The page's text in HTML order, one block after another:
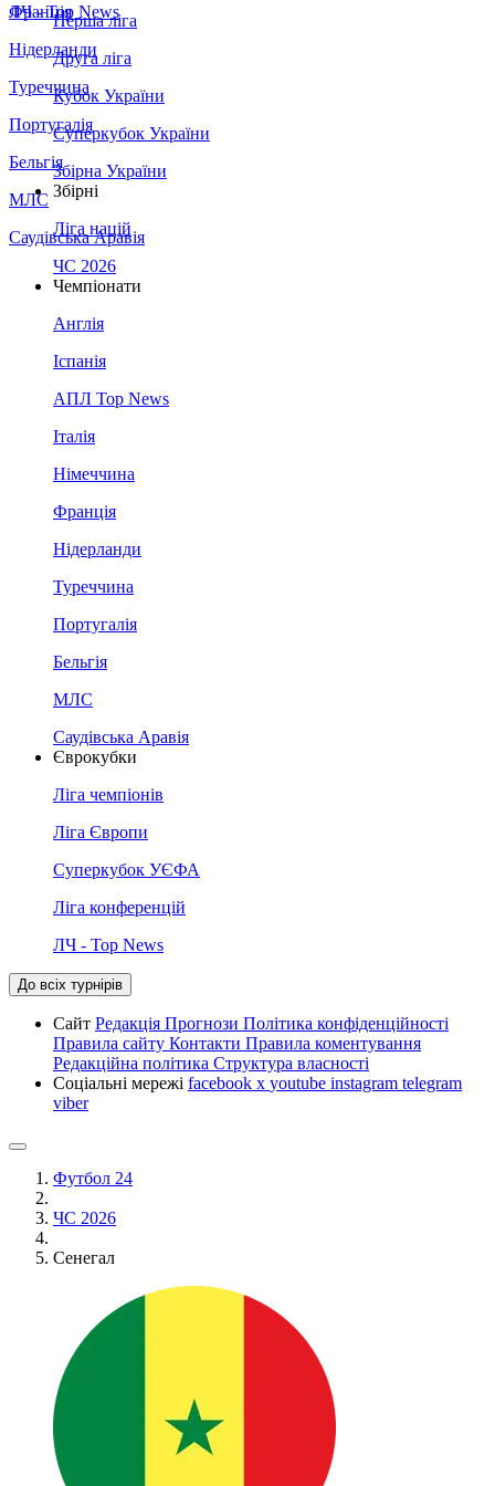
Франція
Нідерланди
Туреччина
Португалія
Бельгія
МЛС
Саудівська Аравія
ЛЧ - Top News
Перша ліга
Друга ліга
Кубок України
Суперкубок України
Збірна України
Збірні
Ліга націй
ЧС 2026
Чемпіонати
Англія
Іспанія
АПЛ Top News
Італія
Німеччина
Франція
Нідерланди
Туреччина
Португалія
Бельгія
МЛС
Саудівська Аравія
Єврокубки
Ліга чемпіонів
Ліга Європи
Суперкубок УЄФА
Ліга конференцій
ЛЧ - Top News
До всіх турнірів
Сайт Редакція Прогнози Політика конфіденційності
Правила сайту Контакти Правила коментування
Редакційна політика Структура власності
Соціальні мережі facebook x youtube instagram telegram
viber
Футбол 24
ЧС 2026
Сенегал